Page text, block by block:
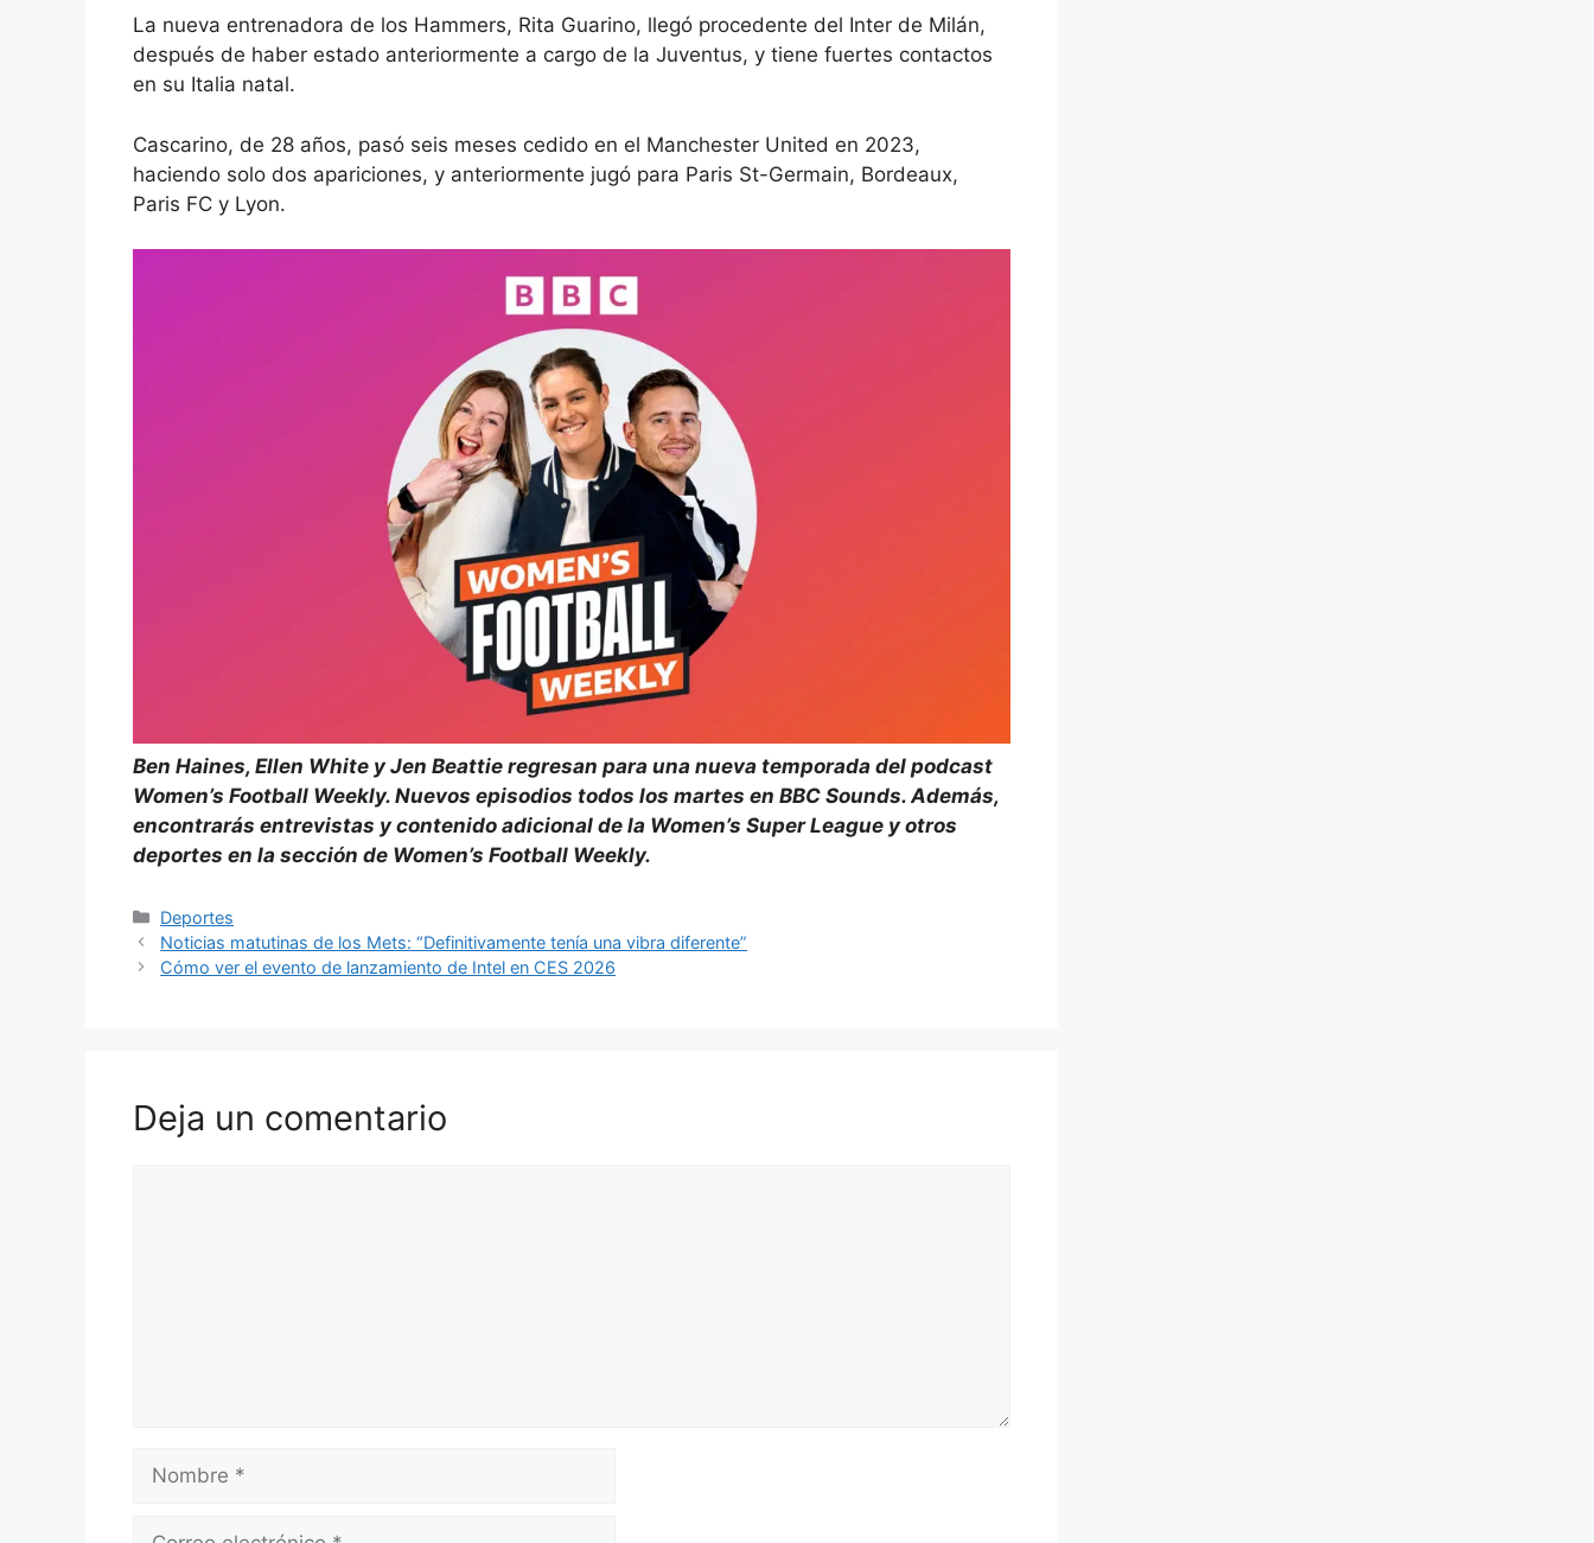
La nueva entrenadora de los Hammers, Rita Guarino, llegó procedente del Inter de Milán,
después de haber estado anteriormente a cargo de la Juventus, y tiene fuertes contactos
en su Italia natal.
Cascarino, de 28 años, pasó seis meses cedido en el Manchester United en 2023,
haciendo solo dos apariciones, y anteriormente jugó para Paris St-Germain, Bordeaux,
Paris FC y Lyon.
Ben Haines, Ellen White y Jen Beattie regresan para una nueva temporada del podcast
Women’s Football Weekly. Nuevos episodios todos los martes en BBC Sounds. Además,
encontrarás entrevistas y contenido adicional de la Women’s Super League y otros
deportes en la sección de Women’s Football Weekly.
Categorías
Deportes
Noticias matutinas de los Mets: “Definitivamente tenía una vibra diferente”
Cómo ver el evento de lanzamiento de Intel en CES 2026
Deja un comentario